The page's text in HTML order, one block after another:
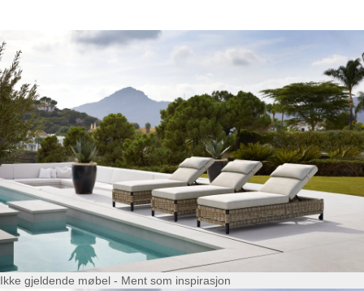
Ikke gjeldende møbel - Ment som inspirasjon